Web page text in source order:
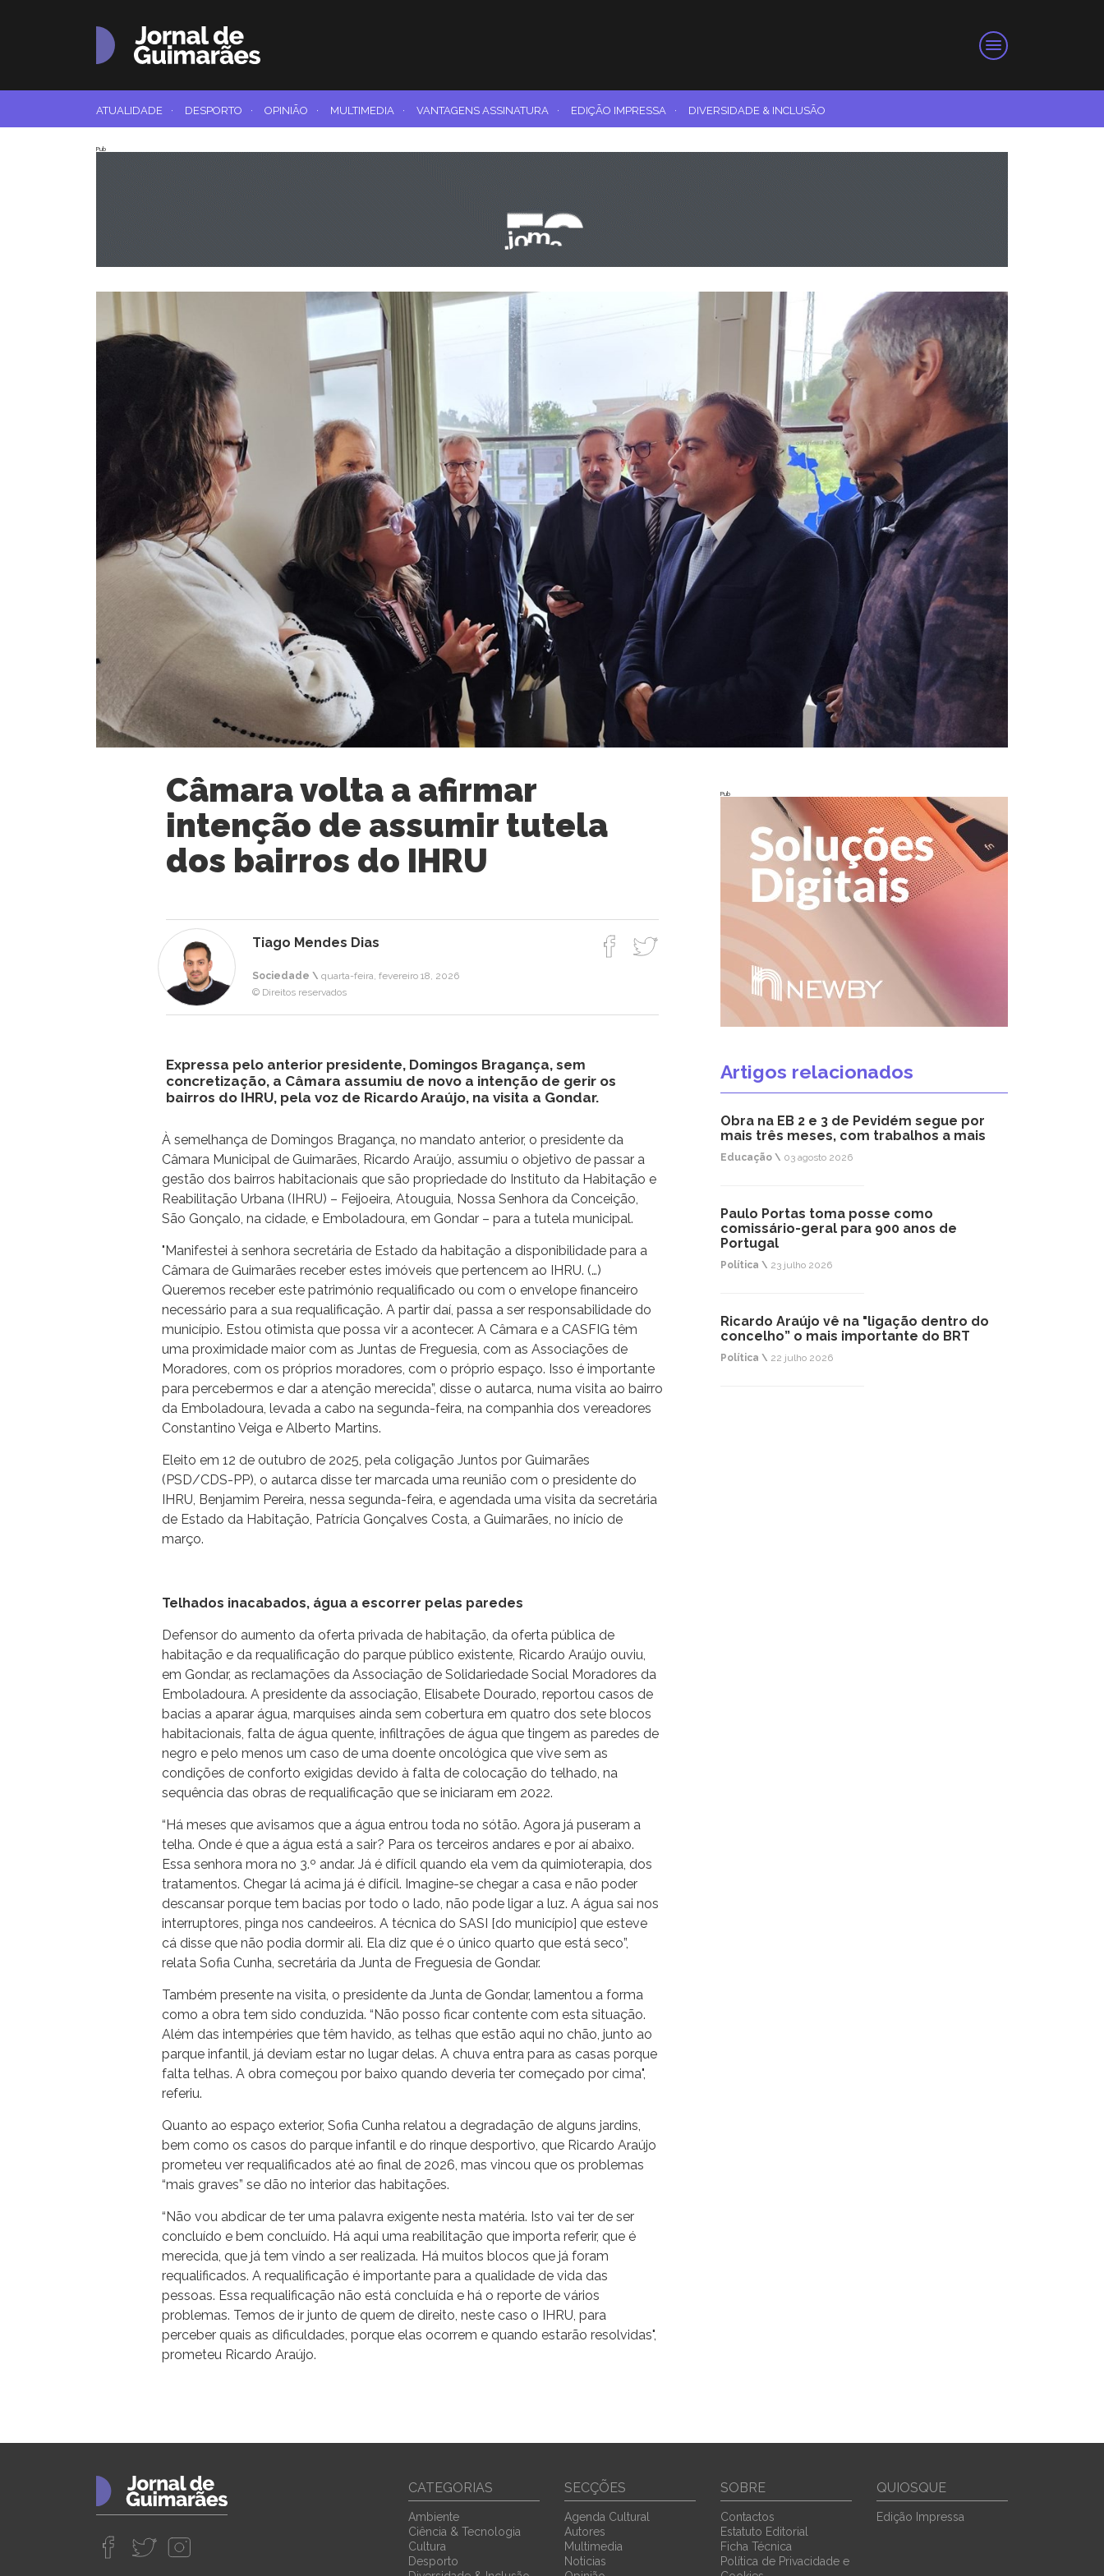
ATUALIDADE · DESPORTO · OPINIÃO · MULTIMEDIA · VANTAGENS ASSINATURA · EDIÇÃO IMPRESSA · DIVERSIDADE & INCLUSÃO
Pub
Câmara volta a afirmar
intenção de assumir tutela
dos bairros do IHRU
Tiago Mendes Dias
Sociedade \ quarta-feira, fevereiro 18, 2026
© Direitos reservados
Expressa pelo anterior presidente, Domingos Bragança, sem
concretização, a Câmara assumiu de novo a intenção de gerir os
bairros do IHRU, pela voz de Ricardo Araújo, na visita a Gondar.
À semelhança de Domingos Bragança, no mandato anterior, o presidente da
Câmara Municipal de Guimarães, Ricardo Araújo, assumiu o objetivo de passar a
gestão dos bairros habitacionais que são propriedade do Instituto da Habitação e
Reabilitação Urbana (IHRU) – Feijoeira, Atouguia, Nossa Senhora da Conceição,
São Gonçalo, na cidade, e Emboladoura, em Gondar – para a tutela municipal.
"Manifestei à senhora secretária de Estado da habitação a disponibilidade para a
Câmara de Guimarães receber estes imóveis que pertencem ao IHRU. (…)
Queremos receber este património requalificado ou com o envelope financeiro
necessário para a sua requalificação. A partir daí, passa a ser responsabilidade do
município. Estou otimista que possa vir a acontecer. A Câmara e a CASFIG têm
uma proximidade maior com as Juntas de Freguesia, com as Associações de
Moradores, com os próprios moradores, com o próprio espaço. Isso é importante
para percebermos e dar a atenção merecida”, disse o autarca, numa visita ao bairro
da Emboladoura, levada a cabo na segunda-feira, na companhia dos vereadores
Constantino Veiga e Alberto Martins.
Eleito em 12 de outubro de 2025, pela coligação Juntos por Guimarães
(PSD/CDS-PP), o autarca disse ter marcada uma reunião com o presidente do
IHRU, Benjamim Pereira, nessa segunda-feira, e agendada uma visita da secretária
de Estado da Habitação, Patrícia Gonçalves Costa, a Guimarães, no início de
março.
Telhados inacabados, água a escorrer pelas paredes
Defensor do aumento da oferta privada de habitação, da oferta pública de
habitação e da requalificação do parque público existente, Ricardo Araújo ouviu,
em Gondar, as reclamações da Associação de Solidariedade Social Moradores da
Emboladoura. A presidente da associação, Elisabete Dourado, reportou casos de
bacias a aparar água, marquises ainda sem cobertura em quatro dos sete blocos
habitacionais, falta de água quente, infiltrações de água que tingem as paredes de
negro e pelo menos um caso de uma doente oncológica que vive sem as
condições de conforto exigidas devido à falta de colocação do telhado, na
sequência das obras de requalificação que se iniciaram em 2022.
“Há meses que avisamos que a água entrou toda no sótão. Agora já puseram a
telha. Onde é que a água está a sair? Para os terceiros andares e por aí abaixo.
Essa senhora mora no 3.º andar. Já é difícil quando ela vem da quimioterapia, dos
tratamentos. Chegar lá acima já é difícil. Imagine-se chegar a casa e não poder
descansar porque tem bacias por todo o lado, não pode ligar a luz. A água sai nos
interruptores, pinga nos candeeiros. A técnica do SASI [do município] que esteve
cá disse que não podia dormir ali. Ela diz que é o único quarto que está seco”,
relata Sofia Cunha, secretária da Junta de Freguesia de Gondar.
Também presente na visita, o presidente da Junta de Gondar, lamentou a forma
como a obra tem sido conduzida. “Não posso ficar contente com esta situação.
Além das intempéries que têm havido, as telhas que estão aqui no chão, junto ao
parque infantil, já deviam estar no lugar delas. A chuva entra para as casas porque
falta telhas. A obra começou por baixo quando deveria ter começado por cima",
referiu.
Quanto ao espaço exterior, Sofia Cunha relatou a degradação de alguns jardins,
bem como os casos do parque infantil e do rinque desportivo, que Ricardo Araújo
prometeu ver requalificados até ao final de 2026, mas vincou que os problemas
“mais graves” se dão no interior das habitações.
“Não vou abdicar de ter uma palavra exigente nesta matéria. Isto vai ter de ser
concluído e bem concluído. Há aqui uma reabilitação que importa referir, que é
merecida, que já tem vindo a ser realizada. Há muitos blocos que já foram
requalificados. A requalificação é importante para a qualidade de vida das
pessoas. Essa requalificação não está concluída e há o reporte de vários
problemas. Temos de ir junto de quem de direito, neste caso o IHRU, para
perceber quais as dificuldades, porque elas ocorrem e quando estarão resolvidas",
prometeu Ricardo Araújo.
Pub
Artigos relacionados
Obra na EB 2 e 3 de Pevidém segue por
mais três meses, com trabalhos a mais
Educação \ 03 agosto 2026
Paulo Portas toma posse como
comissário-geral para 900 anos de
Portugal
Política \ 23 julho 2026
Ricardo Araújo vê na "ligação dentro do
concelho” o mais importante do BRT
Política \ 22 julho 2026
CATEGORIAS
Ambiente
Ciência & Tecnologia
Cultura
Desporto
SECÇÕES
Agenda Cultural
Autores
Multimedia
Noticias
SOBRE
Contactos
Estatuto Editorial
Ficha Técnica
Política de Privacidade e
QUIOSQUE
Edição Impressa